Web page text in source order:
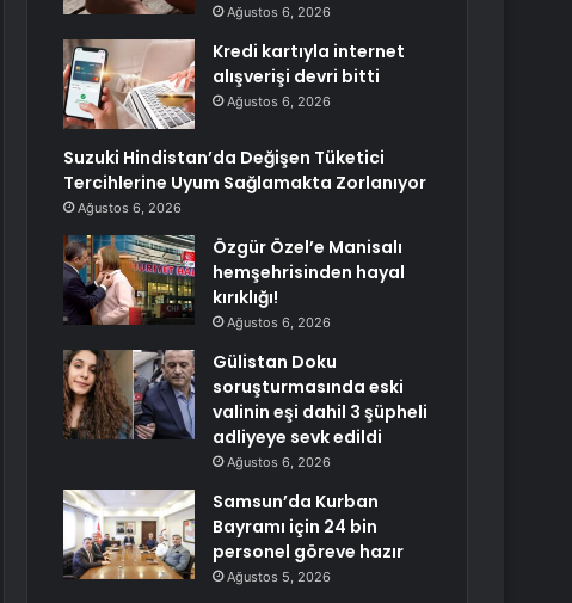
Ağustos 6, 2026
Kredi kartıyla internet
alışverişi devri bitti
Ağustos 6, 2026
Suzuki Hindistan’da Değişen Tüketici
Tercihlerine Uyum Sağlamakta Zorlanıyor
Ağustos 6, 2026
Özgür Özel’e Manisalı
hemşehrisinden hayal
kırıklığı!
Ağustos 6, 2026
Gülistan Doku
soruşturmasında eski
valinin eşi dahil 3 şüpheli
adliyeye sevk edildi
Ağustos 6, 2026
Samsun’da Kurban
Bayramı için 24 bin
personel göreve hazır
Ağustos 5, 2026